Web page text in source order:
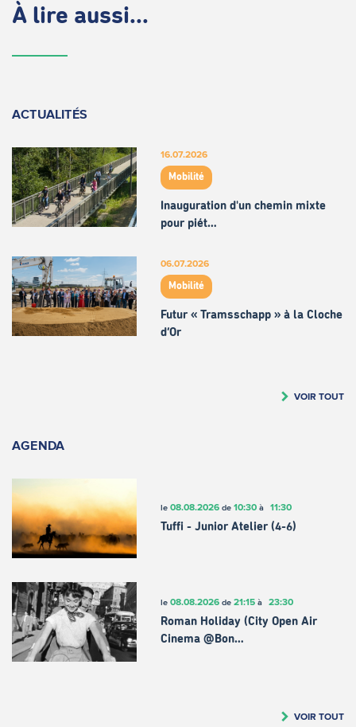
À lire aussi...
ACTUALITÉS
16.07.2026
Mobilité
Inauguration d'un chemin mixte
pour piét…
06.07.2026
Mobilité
Futur « Tramsschapp » à la Cloche
d’Or
VOIR TOUT
AGENDA
le 08.08.2026de 10:30à 11:30
Tuffi - Junior Atelier (4-6)
le 08.08.2026de 21:15à 23:30
Roman Holiday (City Open Air
Cinema @Bon…
VOIR TOUT